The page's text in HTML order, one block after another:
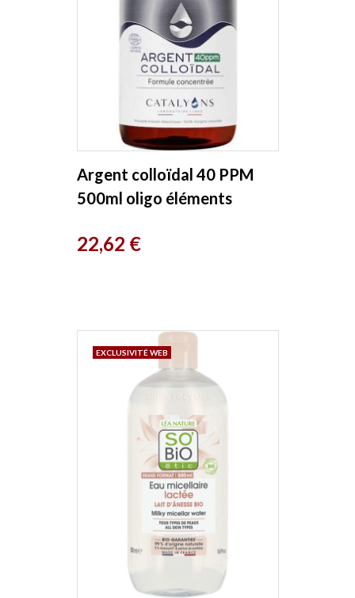
Argent colloïdal 40 PPM
500ml oligo éléments
Prix
22,62 €
EXCLUSIVITÉ WEB